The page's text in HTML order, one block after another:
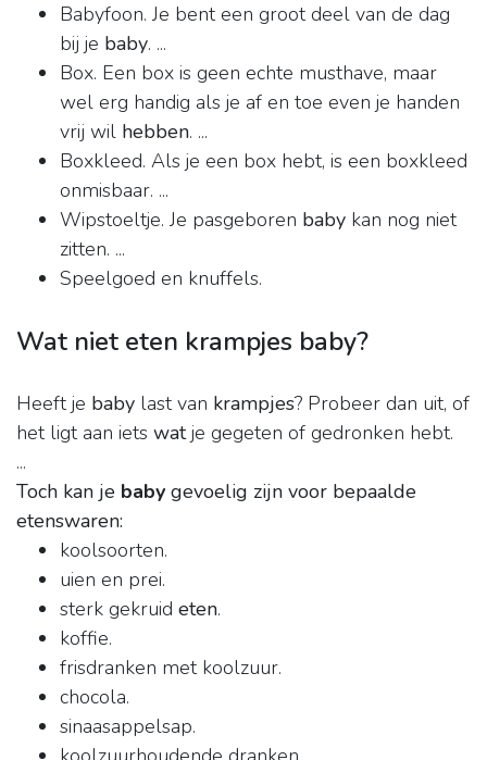
Babyfoon. Je bent een groot deel van de dag
bij je baby. ...
Box. Een box is geen echte musthave, maar
wel erg handig als je af en toe even je handen
vrij wil hebben. ...
Boxkleed. Als je een box hebt, is een boxkleed
onmisbaar. ...
Wipstoeltje. Je pasgeboren baby kan nog niet
zitten. ...
Speelgoed en knuffels.
Wat niet eten krampjes baby?
Heeft je baby last van krampjes? Probeer dan uit, of
het ligt aan iets watje gegeten of gedronken hebt.
...
Toch kan je baby gevoelig zijn voor bepaalde
etenswaren:
koolsoorten.
uien en prei.
sterk gekruid eten.
koffie.
frisdranken met koolzuur.
chocola.
sinaasappelsap.